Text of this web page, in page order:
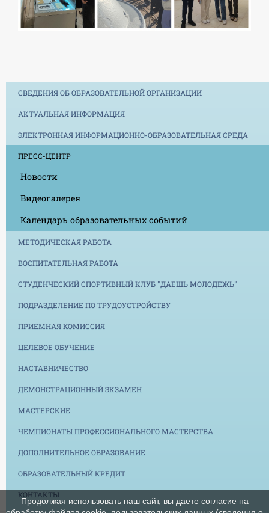
СВЕДЕНИЯ ОБ ОБРАЗОВАТЕЛЬНОЙ ОРГАНИЗАЦИИ
АКТУАЛЬНАЯ ИНФОРМАЦИЯ
ЭЛЕКТРОННАЯ ИНФОРМАЦИОННО-ОБРАЗОВАТЕЛЬНАЯ СРЕДА
ПРЕСС-ЦЕНТР
Новости
Видеогалерея
Календарь образовательных событий
МЕТОДИЧЕСКАЯ РАБОТА
ВОСПИТАТЕЛЬНАЯ РАБОТА
СТУДЕНЧЕСКИЙ СПОРТИВНЫЙ КЛУБ "ДАЕШЬ МОЛОДЕЖЬ"
ПОДРАЗДЕЛЕНИЕ ПО ТРУДОУСТРОЙСТВУ
ПРИЕМНАЯ КОМИССИЯ
ЦЕЛЕВОЕ ОБУЧЕНИЕ
НАСТАВНИЧЕСТВО
ДЕМОНСТРАЦИОННЫЙ ЭКЗАМЕН
МАСТЕРСКИЕ
ЧЕМПИОНАТЫ ПРОФЕССИОНАЛЬНОГО МАСТЕРСТВА
ДОПОЛНИТЕЛЬНОЕ ОБРАЗОВАНИЕ
ОБРАЗОВАТЕЛЬНЫЙ КРЕДИТ
КОНТАКТЫ
Продолжая использовать наш сайт, вы даете согласие на